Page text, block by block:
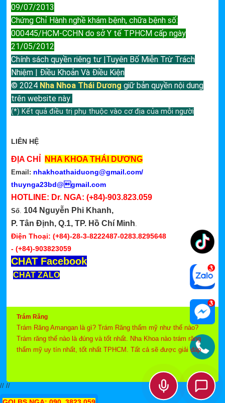
Trám Răng
Trám Răng Amangan là gì? Trám Răng thẩm mỹ như thế nào?
Trám răng thế nào là đúng và tốt nhất. Nha Khoa nào trám răng
thẩm mỹ uy tín nhất, tốt nhất TPHCM. Tất cả sẽ được giải đáp
09/07/2013
Chứng Chỉ Hành nghề khám bệnh, chữa bệnh số:
000445/HCM-CCHN do sở Y tế TPHCM cấp ngày
21/05/2012
Chính sách quyền riêng tư |Tuyên Bố Miễn Trừ Trách
Nhiệm | Điều Khoản Và Điều Kiện
© 2024 Nha Nhoa Thái Dương giữ bản quyền nội dung
trên website này
(*) Kết quả điều trị phụ thuộc vào cơ địa của mỗi người
LIÊN HỆ
ĐỊA CHỈ NHA KHOA THÁI DƯƠNG
Email: nhakhoathaiduong@gmail.com/
thuynga23bd@gmail.com
HOTLINE: Dr. NGA: (+84)-903.823.059
Số. 104 Nguyễn Phi Khanh,
P. Tân Định, Q.1, TP. Hồ Chí Minh
Điện Thoại: (+84)-28-3-8222487-0283.8295648
- (+84)-903823059
CHAT Facebook
CHAT ZALO
// //